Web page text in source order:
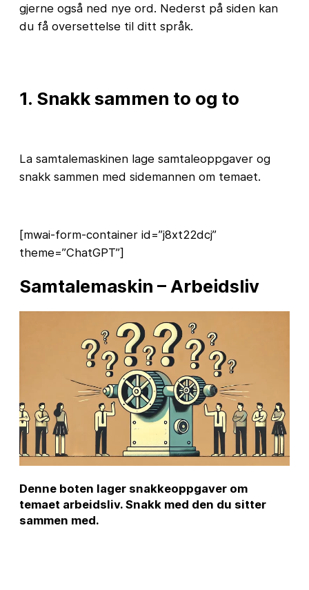
gjerne også ned nye ord. Nederst på siden kan
du få oversettelse til ditt språk.
1. Snakk sammen to og to
La samtalemaskinen lage samtaleoppgaver og
snakk sammen med sidemannen om temaet.
[mwai-form-container id=”j8xt22dcj”
theme=”ChatGPT”]
Samtalemaskin – Arbeidsliv
Denne boten lager snakkeoppgaver om
temaet arbeidsliv. Snakk med den du sitter
sammen med.